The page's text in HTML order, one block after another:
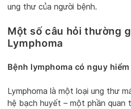
ung thư của người bệnh.
Một số câu hỏi thường
Lymphoma
Bệnh lymphoma có nguy
Lymphoma là một loại ung thư
hệ bạch huyết – một phần quan